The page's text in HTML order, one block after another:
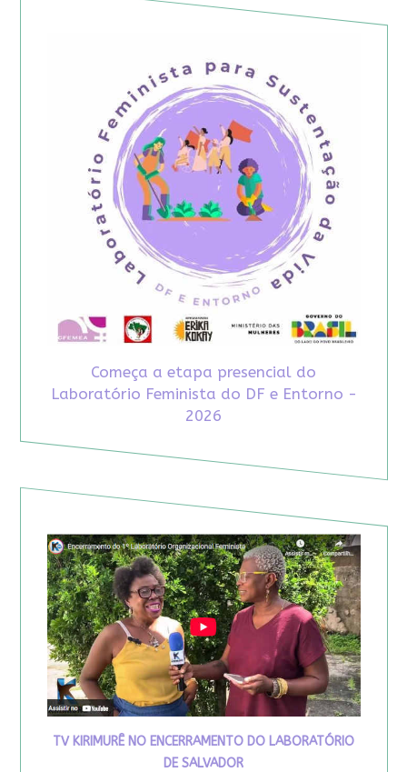
Começa a etapa presencial do
Laboratório Feminista do DF e Entorno -
2026
TV KIRIMURÊ NO ENCERRAMENTO DO LABORATÓRIO
DE SALVADOR